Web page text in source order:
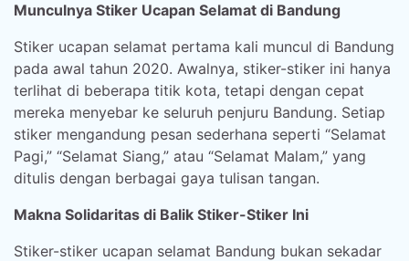
Munculnya Stiker Ucapan Selamat di Bandung
Stiker ucapan selamat pertama kali muncul di Bandung
pada awal tahun 2020. Awalnya, stiker-stiker ini hanya
terlihat di beberapa titik kota, tetapi dengan cepat
mereka menyebar ke seluruh penjuru Bandung. Setiap
stiker mengandung pesan sederhana seperti “Selamat
Pagi,” “Selamat Siang,” atau “Selamat Malam,” yang
ditulis dengan berbagai gaya tulisan tangan.
Makna Solidaritas di Balik Stiker-Stiker Ini
Stiker-stiker ucapan selamat Bandung bukan sekadar